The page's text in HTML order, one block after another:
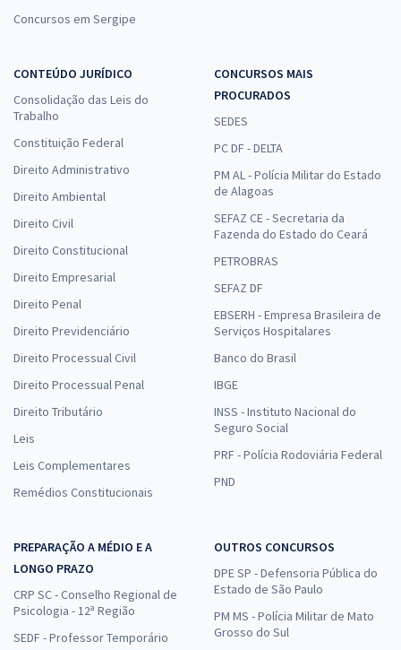
Concursos em Sergipe
CONTEÚDO JURÍDICO
Consolidação das Leis do
Trabalho
Constituição Federal
Direito Administrativo
Direito Ambiental
Direito Civil
Direito Constitucional
Direito Empresarial
Direito Penal
Direito Previdenciário
Direito Processual Civil
Direito Processual Penal
Direito Tributário
Leis
Leis Complementares
Remédios Constitucionais
CONCURSOS MAIS
PROCURADOS
SEDES
PC DF - DELTA
PM AL - Polícia Militar do Estado
de Alagoas
SEFAZ CE - Secretaria da
Fazenda do Estado do Ceará
PETROBRAS
SEFAZ DF
EBSERH - Empresa Brasileira de
Serviços Hospitalares
Banco do Brasil
IBGE
INSS - Instituto Nacional do
Seguro Social
PRF - Polícia Rodoviária Federal
PND
PREPARAÇÃO A MÉDIO E A
LONGO PRAZO
CRP SC - Conselho Regional de
Psicologia - 12ª Região
SEDF - Professor Temporário
OUTROS CONCURSOS
DPE SP - Defensoria Pública do
Estado de São Paulo
PM MS - Polícia Militar de Mato
Grosso do Sul